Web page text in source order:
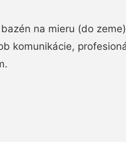
na mieru (do
komunikácie,